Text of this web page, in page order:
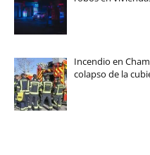
Incendio en
colapso de la